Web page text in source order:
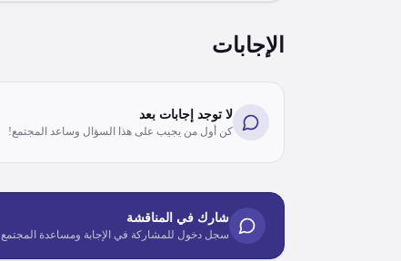
الإجابات
لا توجد إجابات بعد
كن أول من يجيب على هذا السؤال وساعد المجتمع!
شارك في المناقشة
سجل دخول للمشاركة في الإجابة ومساعدة المجتمع